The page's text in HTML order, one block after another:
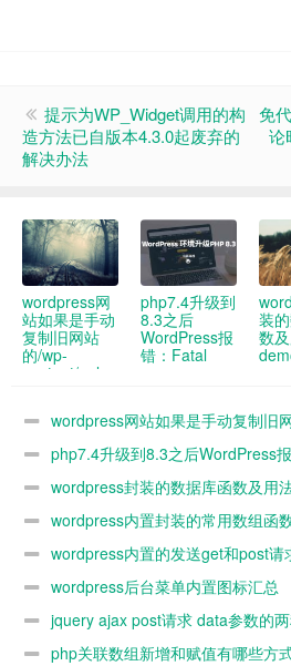
提示为WP_Widget调用的构
造方法已自版本4.3.0起废弃的
解决办法
免
论
wordpress网
站如果是手动
复制旧网站
的/wp-
content/uploads
媒体库没办法
看到 怎么解
决
php7.4升级到
8.3之后
WordPress报
错：Fatal
ArgumentCountError:
Too few
arguments to
function
解决办法
装
数
wordpress网站如果是手动复制旧
的图片到新网站 新网站媒体库没办法
php7.4升级到8.3之后WordPress
ArgumentCountError: Too few
WP_Widget::__construct()解决办法
wordpress封装的数据库函数及用
wordpress内置封装的常用数组函
wordpress内置的发送get和post请
demowordpress后台菜单内置图标汇总
jquery ajax post请求 data参数的
php关联数组新增和赋值有哪些方